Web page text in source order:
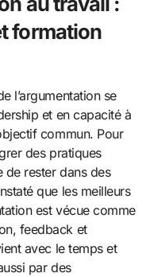
formation
l’argumentation se
et en capacité à
commun. Pour
des pratiques
de rester dans des
que les meilleurs
est vécue comme
feedback et
avec le temps et
par des